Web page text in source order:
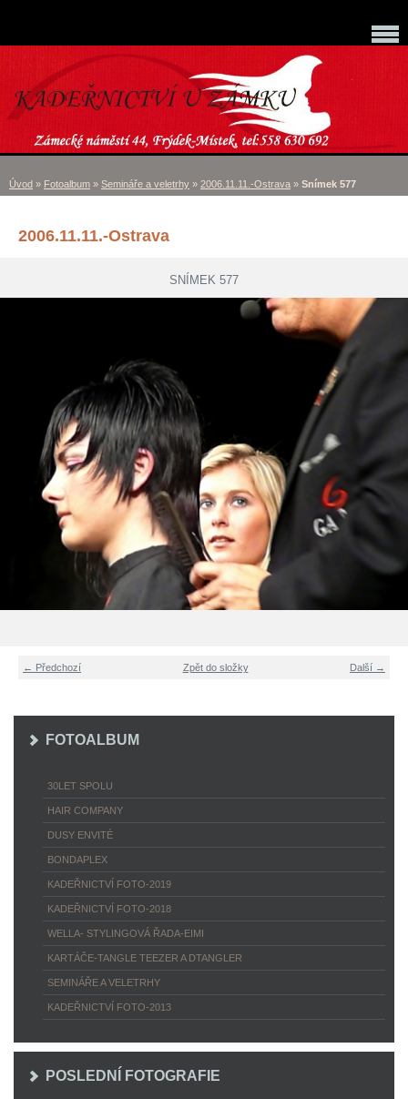
Úvod » Fotoalbum » Semináře a veletrhy » 2006.11.11.-Ostrava » Snímek 577
2006.11.11.-Ostrava
SNÍMEK 577
← Předchozí Další →
Zpět do složky
FOTOALBUM
30LET SPOLU
HAIR COMPANY
DUSY ENVITÉ
BONDAPLEX
KADEŘNICTVÍ FOTO-2019
KADEŘNICTVÍ FOTO-2018
WELLA- STYLINGOVÁ ŘADA-EIMI
KARTÁČE-TANGLE TEEZER A DTANGLER
SEMINÁŘE A VELETRHY
KADEŘNICTVÍ FOTO-2013
POSLEDNÍ FOTOGRAFIE